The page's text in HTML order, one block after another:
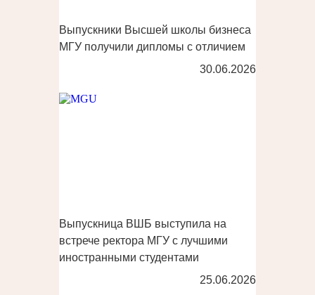
Выпускники Высшей школы бизнеса
МГУ получили дипломы с отличием
30.06.2026
Выпускница ВШБ выступила на
встрече ректора МГУ с лучшими
иностранными студентами
25.06.2026